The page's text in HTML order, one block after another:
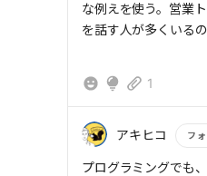
な例えを使う。営業
を話す人が多くいる
って話すこと。相手
1
アキヒコ フ
もっと読む
プログラミングでも